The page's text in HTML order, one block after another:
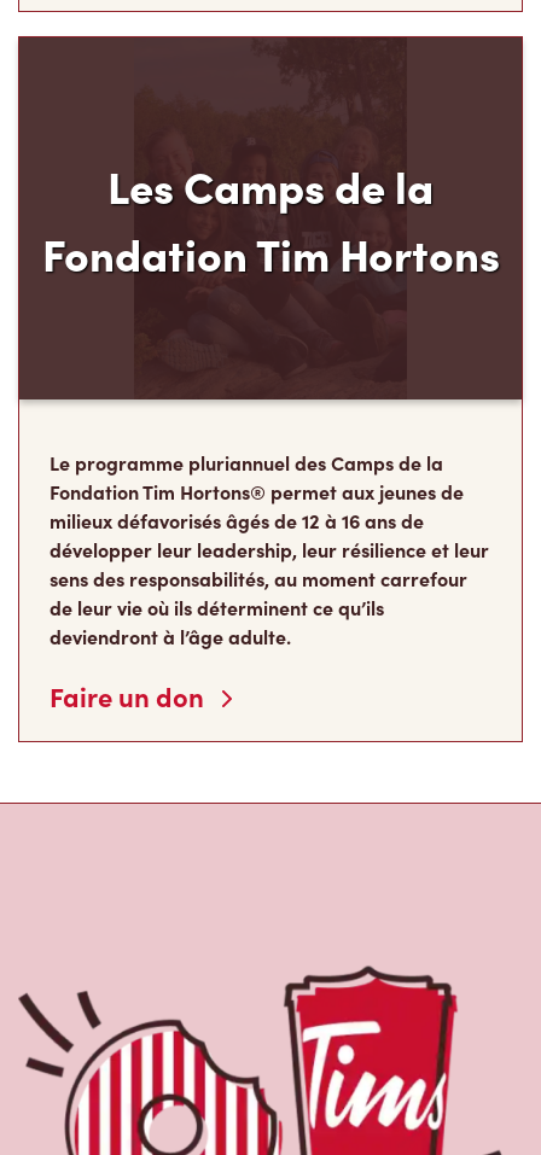
Les Camps de la
Fondation Tim Hortons
Le programme pluriannuel des Camps de la
Fondation Tim Hortons® permet aux jeunes de
milieux défavorisés âgés de 12 à 16 ans de
développer leur leadership, leur résilience et leur
sens des responsabilités, au moment carrefour
de leur vie où ils déterminent ce qu’ils
deviendront à l’âge adulte.
Faire un don